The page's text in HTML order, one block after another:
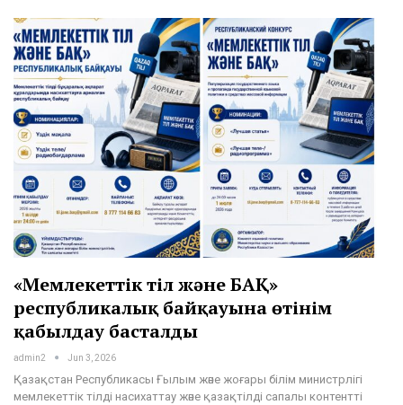
«Мемлекеттік тіл және БАҚ»
республикалық байқауына өтінім
қабылдау басталды
admin2 Jun 3, 2026
Қазақстан Республикасы Ғылым және жоғары білім министрлігі
мемлекеттік тілді насихаттау және қазақтілді сапалы контентті